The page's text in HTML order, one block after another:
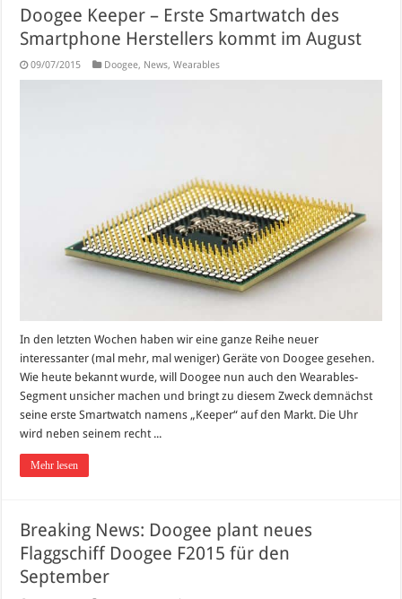
Doogee Keeper – Erste Smartwatch des
Smartphone Herstellers kommt im August
09/07/2015 Doogee, News,Wearables
In den letzten Wochen haben wir eine ganze Reihe neuer
interessanter (mal mehr, mal weniger) Geräte von Doogee gesehen.
Wie heute bekannt wurde, will Doogee nun auch den Wearables-
Segment unsicher machen und bringt zu diesem Zweck demnächst
seine erste Smartwatch namens „Keeper“ auf den Markt. Die Uhr
wird neben seinem recht ...
Mehr lesen
Breaking News: Doogee plant neues
Flaggschiff Doogee F2015 für den
September